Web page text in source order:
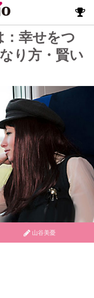
：幸せをつ
り方・賢い
山谷美憂